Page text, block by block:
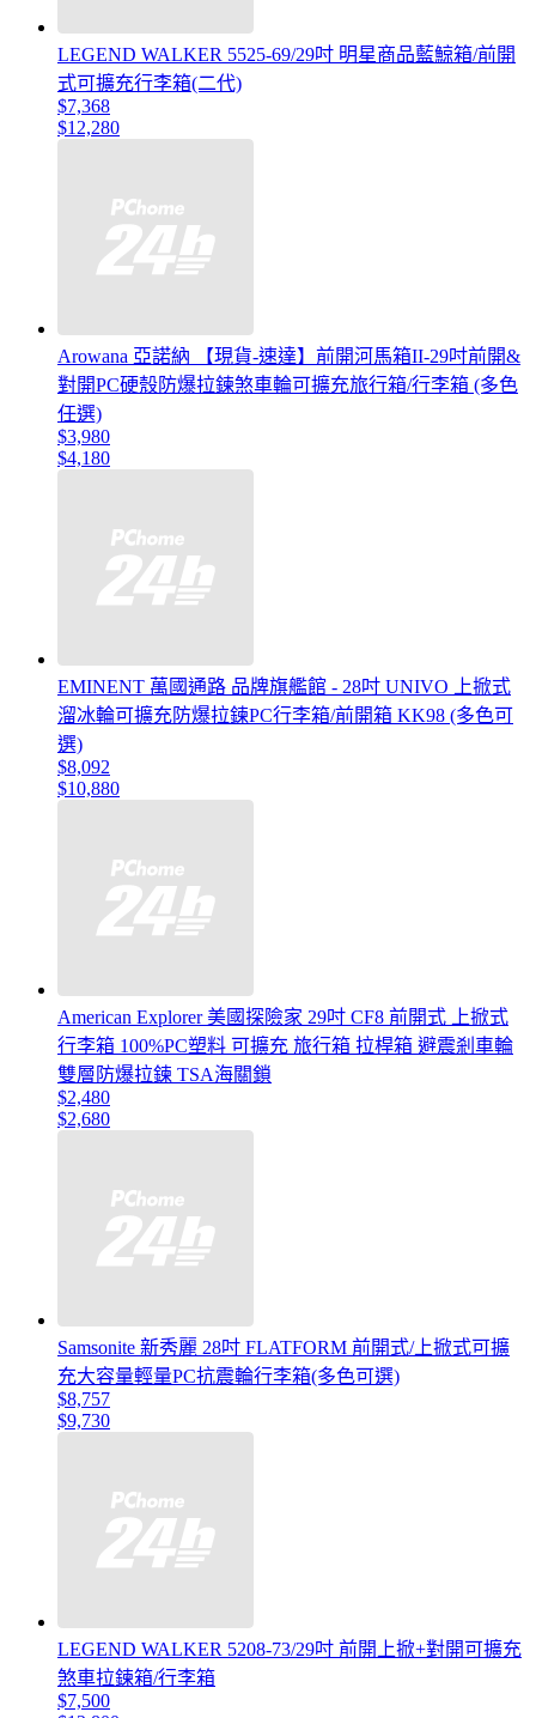
LEGEND WALKER 5525-69/29吋 明星商品藍鯨箱/前開
式可擴充行李箱(二代)
$7,368
$12,280
Arowana 亞諾納 【現貨-速達】前開河馬箱II-29吋前開&
對開PC硬殼防爆拉鍊煞車輪可擴充旅行箱/行李箱 (多色
任選)
$3,980
$4,180
EMINENT 萬國通路 品牌旗艦館 - 28吋 UNIVO 上掀式
溜冰輪可擴充防爆拉鍊PC行李箱/前開箱 KK98 (多色可
選)
$8,092
$10,880
American Explorer 美國探險家 29吋 CF8 前開式 上掀式
行李箱 100%PC塑料 可擴充 旅行箱 拉桿箱 避震剎車輪
雙層防爆拉鍊 TSA海關鎖
$2,480
$2,680
Samsonite 新秀麗 28吋 FLATFORM 前開式/上掀式可擴
充大容量輕量PC抗震輪行李箱(多色可選)
$8,757
$9,730
LEGEND WALKER 5208-73/29吋 前開上掀+對開可擴充
煞車拉鍊箱/行李箱
$7,500